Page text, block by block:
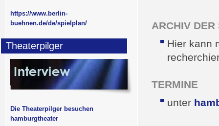
ARCHIV
Hier kann
TERMINE
unter
https://www.berlin-
buehnen.de/de/spielplan/
Theaterpilger
Die Theaterpilger besuchen
hamburgtheater